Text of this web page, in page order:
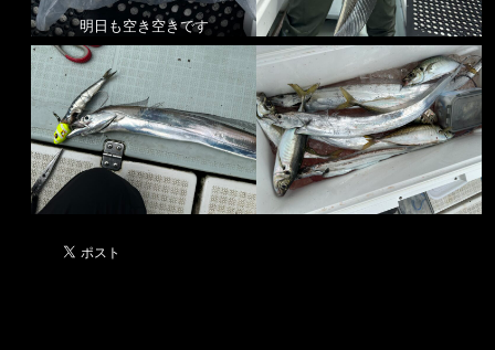
明日も空き空きです